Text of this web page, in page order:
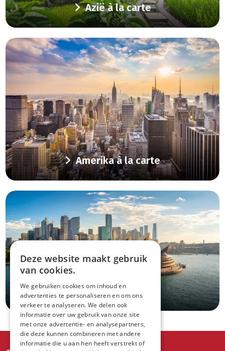
Azië à la carte
Amerika à la carte
Oceanië à la carte
Deze website maakt gebruik
van cookies.
We gebruiken cookies om inhoud en
advertenties te personaliseren en om ons
verkeer te analyseren. We delen ook
informatie over uw gebruik van onze site
met onze advertentie- en analysepartners,
die deze kunnen combineren met andere
informatie die u aan hen heeft verstrekt of